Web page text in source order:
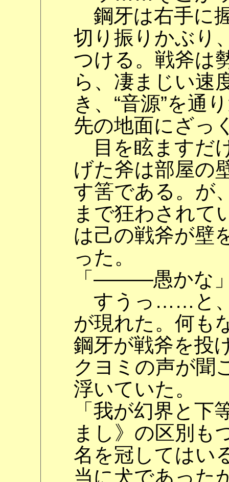
鋼牙は右手に
切り振りかぶり
つける。戦斧は
ら、凄まじい速
き、“音源”を通
先の地面にざっ
目を眩ますだ
げた斧は部屋の
す筈である。が
まで狂わされて
は己の戦斧が壁
った。
「―――愚かな
すうっ……と、
が現れた。何も
鋼牙が戦斧を
クヨミの声が聞
浮いていた。
「我が幻界と下
まし》の区別も
名を冠してはい
当に犬であった